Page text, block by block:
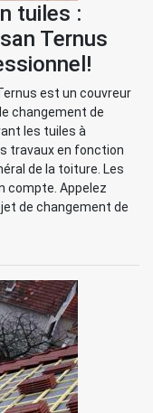
tuiles :
Ternus
est un couvreur
changement de
les tuiles à
travaux en fonction
de la toiture. Les
compte. Appelez
de changement de